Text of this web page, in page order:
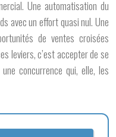
Une automatisation du
avec un effort quasi nul. Une
de ventes croisées
leviers, c’est accepter de se
concurrence qui, elle, les